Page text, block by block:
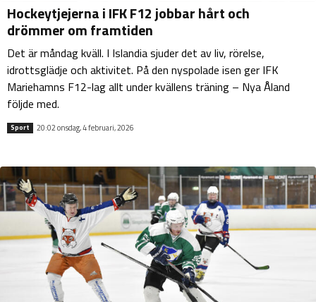
Hockeytjejerna i IFK F12 jobbar hårt och
drömmer om framtiden
Det är måndag kväll. I Islandia sjuder det av liv, rörelse,
idrottsglädje och aktivitet. På den nyspolade isen ger IFK
Mariehamns F12-lag allt under kvällens träning – Nya Åland
följde med.
Sport 20:02 onsdag, 4 februari, 2026